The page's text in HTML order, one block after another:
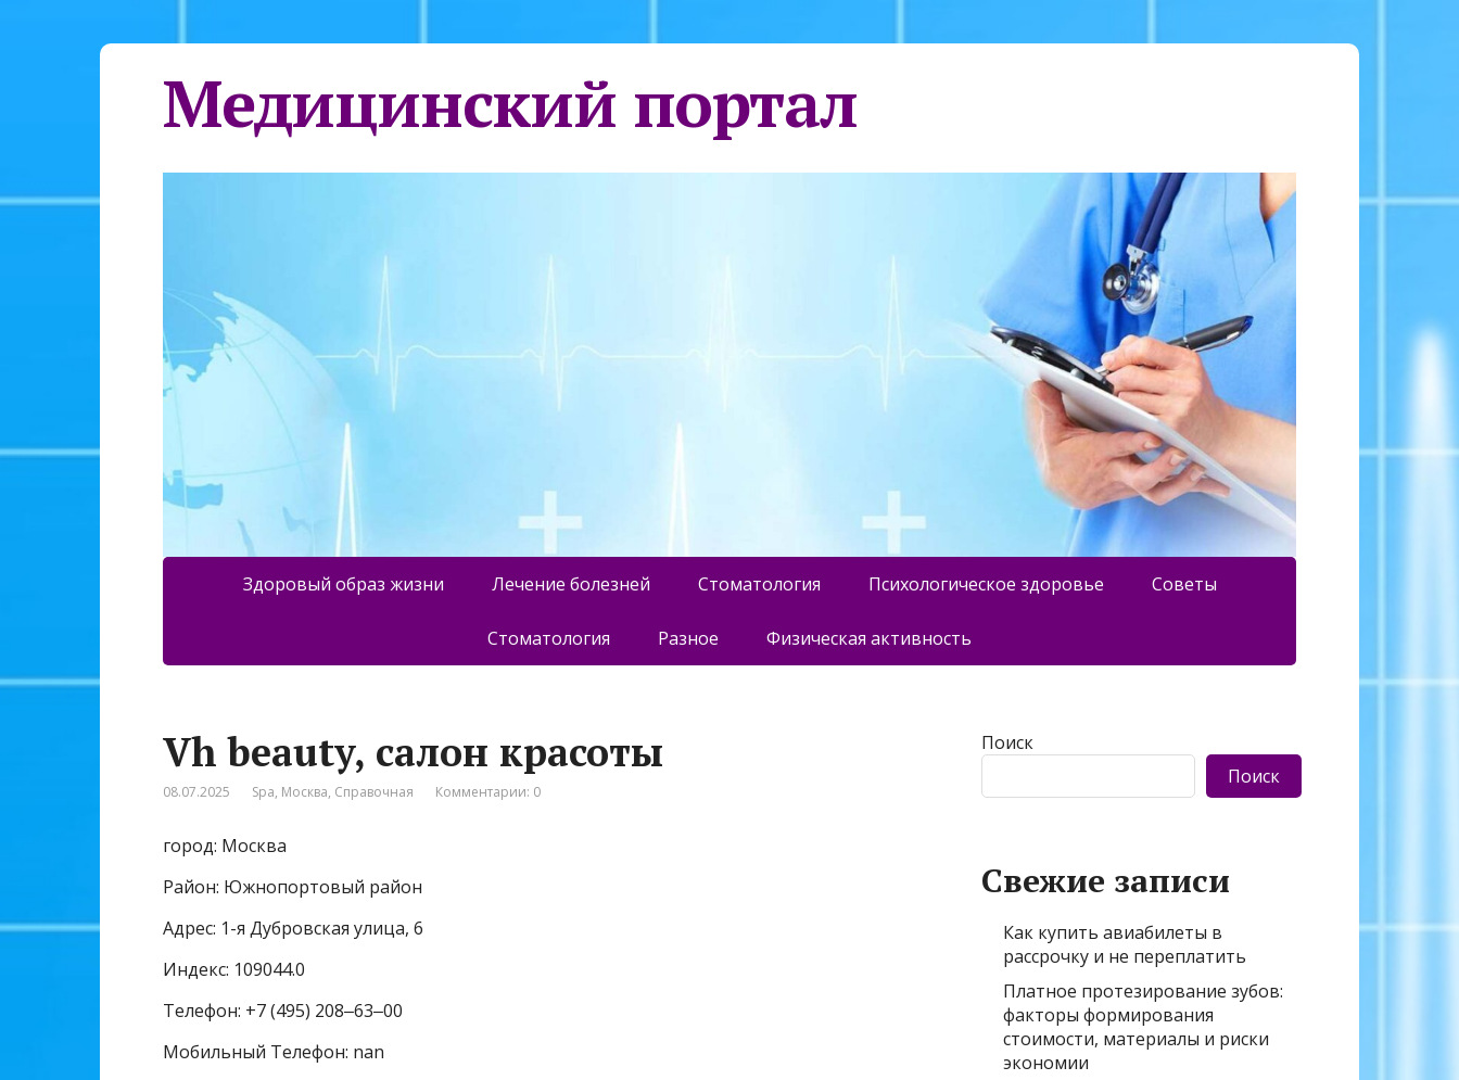
Медицинский портал
Здоровый образ жизни Лечение болезней Стоматология Психологическое здоровье Советы
Стоматология Разное Физическая активность
Vh beauty, салон красоты
08.07.2025 Spa, Москва, Справочная Комментарии: 0
город: Москва
Район: Южнопортовый район
Адрес: 1-я Дубровская улица, 6
Индекс: 109044.0
Телефон: +7 (495) 208‒63‒00
Мобильный Телефон: nan
Поиск
Поиск
Свежие записи
Как купить авиабилеты в
рассрочку и не переплатить
Платное протезирование зубов:
факторы формирования
стоимости, материалы и риски
экономии